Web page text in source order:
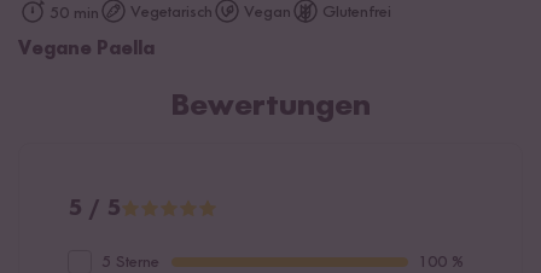
50 min Vegetarisch Vegan Glutenfrei
Vegane Paella
Bewertungen
5 / 5
5 Sterne 100 %